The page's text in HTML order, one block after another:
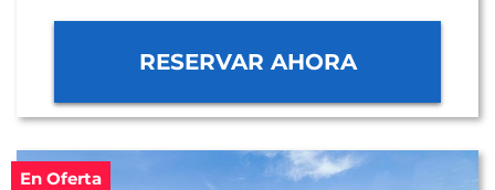
RESERVAR AHORA
En Oferta